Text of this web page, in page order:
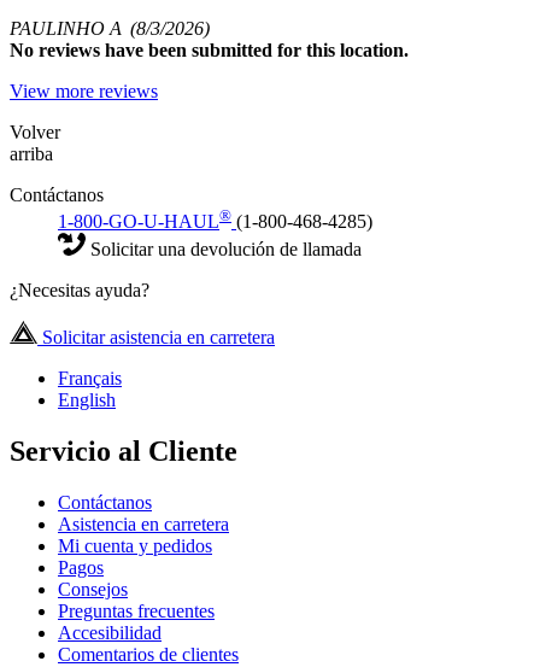
PAULINHO A (8/3/2026)
No reviews have been submitted for this location.
View more reviews
Volver
arriba
Contáctanos
1-800-GO-U-HAUL® (1-800-468-4285)
Solicitar una devolución de llamada
¿Necesitas ayuda?
Solicitar asistencia en carretera
Français
English
Servicio al Cliente
Contáctanos
Asistencia en carretera
Mi cuenta y pedidos
Pagos
Consejos
Preguntas frecuentes
Accesibilidad
Comentarios de clientes